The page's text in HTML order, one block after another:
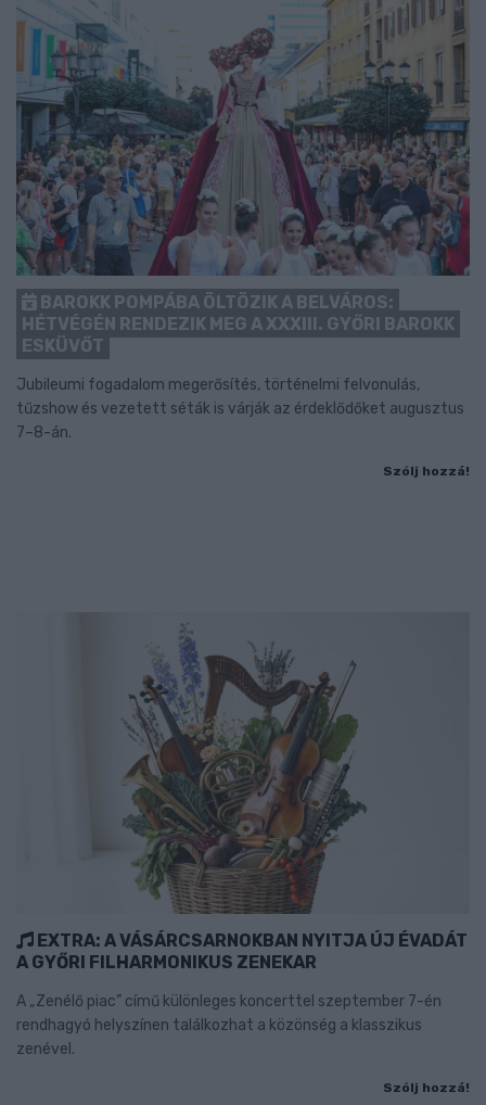
BAROKK POMPÁBA ÖLTÖZIK A BELVÁROS:
HÉTVÉGÉN RENDEZIK MEG A XXXIII. GYŐRI BAROKK
ESKÜVŐT
Jubileumi fogadalom megerősítés, történelmi felvonulás,
tűzshow és vezetett séták is várják az érdeklődőket augusztus
7–8-án.
Szólj hozzá!
EXTRA: A VÁSÁRCSARNOKBAN NYITJA ÚJ ÉVADÁT
A GYŐRI FILHARMONIKUS ZENEKAR
A „Zenélő piac” című különleges koncerttel szeptember 7-én
rendhagyó helyszínen találkozhat a közönség a klasszikus
zenével.
Szólj hozzá!